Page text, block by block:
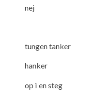
nej
tungen tanker
hanker
op i en steg